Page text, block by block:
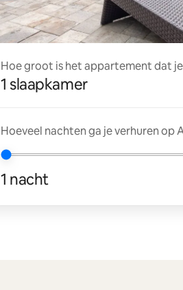
Hoe groot is het appartement dat
1 slaapkamer
Hoeveel nachten ga je verhuren op
1 nacht